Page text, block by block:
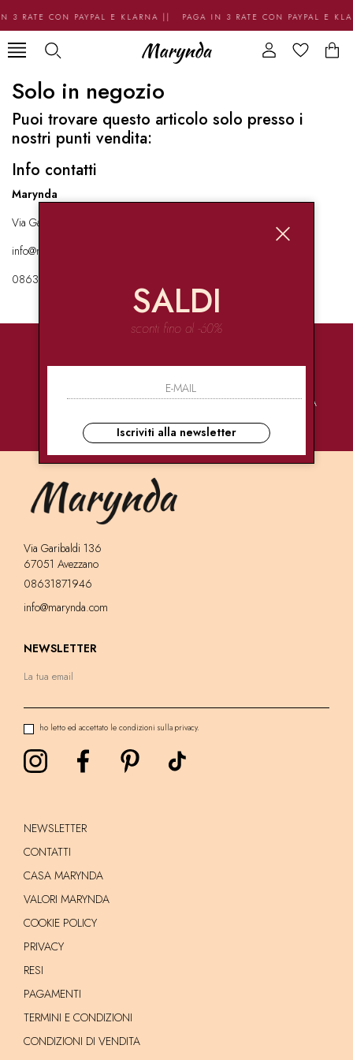
3 RATE CON PAYPAL E KLARNA || PAGA IN 3 RATE CON PAYPAL E
Solo in negozio
Puoi trovare questo articolo solo presso i
nostri punti vendita:
Info contatti
Marynda
Via Garibaldi 136 67051 Avezzano
info@marynda.com
08631871946
PAGAMENTI
CONSEGNE
ULTRA RAPIDE
ASSISTENZA
Via Garibaldi 136
67051 Avezzano
08631871946
info@marynda.com
NEWSLETTER
ho letto ed accettato le condizioni sulla privacy.
NEWSLETTER
CONTATTI
CASA MARYNDA
VALORI MARYNDA
COOKIE POLICY
PRIVACY
RESI
PAGAMENTI
TERMINI E CONDIZIONI
CONDIZIONI DI VENDITA
SALDI
sconti fino al -60%
Iscriviti alla newsletter